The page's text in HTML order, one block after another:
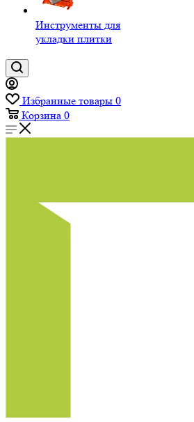
Инструменты для
укладки плитки
Избранные товары 0
Корзина 0